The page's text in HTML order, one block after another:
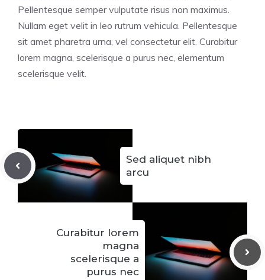
Pellentesque semper vulputate risus non maximus.
Nullam eget velit in leo rutrum vehicula. Pellentesque
sit amet pharetra urna, vel consectetur elit. Curabitur
lorem magna, scelerisque a purus nec, elementum
scelerisque velit.
Sed aliquet nibh
arcu
Curabitur lorem
magna
scelerisque a
purus nec